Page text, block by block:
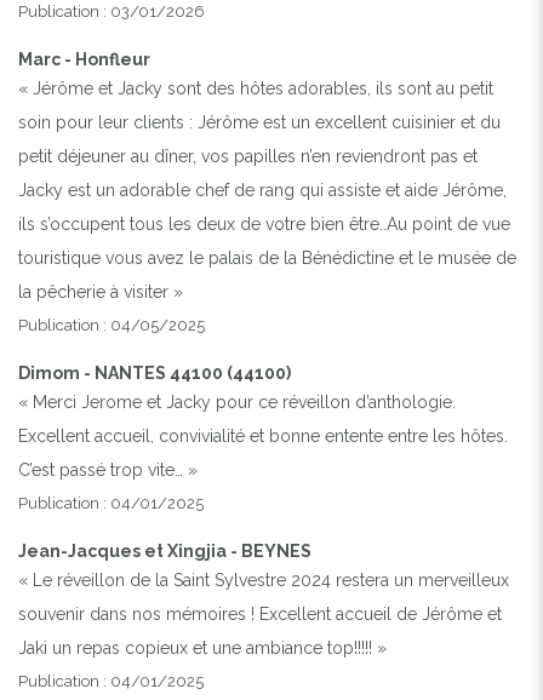
Publication : 03/01/2026
Marc - Honfleur
« Jérôme et Jacky sont des hôtes adorables, ils sont au petit
soin pour leur clients : Jérôme est un excellent cuisinier et du
petit déjeuner au dîner, vos papilles n’en reviendront pas et
Jacky est un adorable chef de rang qui assiste et aide Jérôme,
ils s’occupent tous les deux de votre bien être..Au point de vue
touristique vous avez le palais de la Bénédictine et le musée de
la pêcherie à visiter »
Publication : 04/05/2025
Dimom - NANTES 44100 (44100)
« Merci Jerome et Jacky pour ce réveillon d’anthologie.
Excellent accueil, convivialité et bonne entente entre les hôtes.
C’est passé trop vite… »
Publication : 04/01/2025
Jean-Jacques et Xingjia - BEYNES
« Le réveillon de la Saint Sylvestre 2024 restera un merveilleux
souvenir dans nos mémoires ! Excellent accueil de Jérôme et
Jaki un repas copieux et une ambiance top!!!!! »
Publication : 04/01/2025